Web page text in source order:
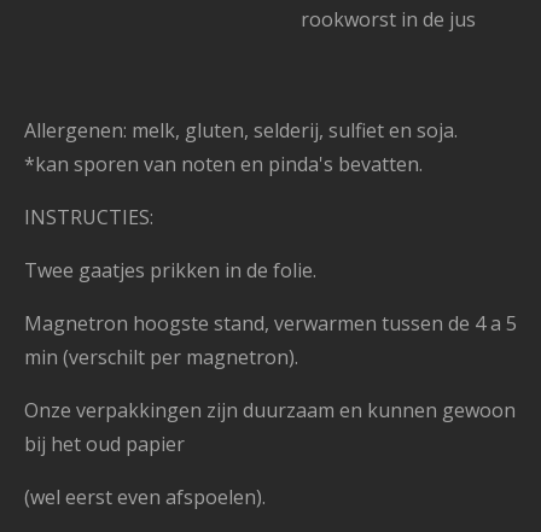
rookworst in de jus
Allergenen: melk, gluten, selderij, sulfiet en soja.
*kan sporen van noten en pinda's bevatten.
INSTRUCTIES:
Twee gaatjes prikken in de folie.
Magnetron hoogste stand, verwarmen tussen de 4 a 5
min (verschilt per magnetron).
Onze verpakkingen zijn duurzaam en kunnen gewoon
bij het oud papier
(wel eerst even afspoelen).